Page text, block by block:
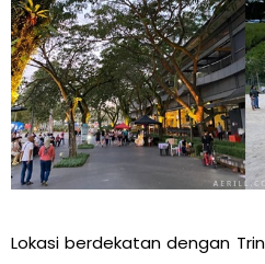
Lokasi berdekatan dengan